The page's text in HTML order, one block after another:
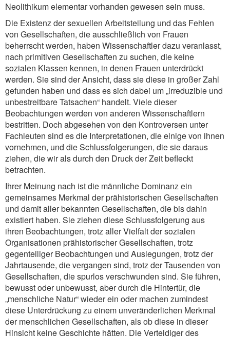
Neolithikum elementar vorhanden gewesen sein muss.
Die Existenz der sexuellen Arbeitsteilung und das Fehlen
von Gesellschaften, die ausschließlich von Frauen
beherrscht werden, haben Wissenschaftler dazu veranlasst,
nach primitiven Gesellschaften zu suchen, die keine
sozialen Klassen kennen, in denen Frauen unterdrückt
werden. Sie sind der Ansicht, dass sie diese in großer Zahl
gefunden haben und dass es sich dabei um „irreduzible und
unbestreitbare Tatsachen“ handelt. Viele dieser
Beobachtungen werden von anderen Wissenschaftlern
bestritten. Doch abgesehen von den Kontroversen unter
Fachleuten sind es die Interpretationen, die einige von ihnen
vornehmen, und die Schlussfolgerungen, die sie daraus
ziehen, die wir als durch den Druck der Zeit befleckt
betrachten.
Ihrer Meinung nach ist die männliche Dominanz ein
gemeinsames Merkmal der prähistorischen Gesellschaften
und damit aller bekannten Gesellschaften, die bis dahin
existiert haben. Sie ziehen diese Schlussfolgerung aus
ihren Beobachtungen, trotz aller Vielfalt der sozialen
Organisationen prähistorischer Gesellschaften, trotz
gegenteiliger Beobachtungen und Auslegungen, trotz der
Jahrtausende, die vergangen sind, trotz der Tausenden von
Gesellschaften, die spurlos verschwunden sind. Sie führen,
bewusst oder unbewusst, aber durch die Hintertür, die
„menschliche Natur“ wieder ein oder machen zumindest
diese Unterdrückung zu einem unveränderlichen Merkmal
der menschlichen Gesellschaften, als ob diese in dieser
Hinsicht keine Geschichte hätten. Die Verteidiger des